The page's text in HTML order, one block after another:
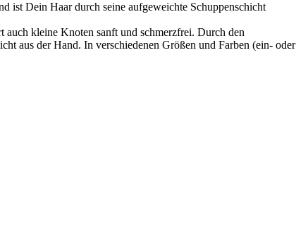
ist Dein Haar durch seine aufgeweichte Schuppenschicht
kleine Knoten sanft und schmerzfrei. Durch den
aus der Hand. In verschiedenen Größen und Farben (ein- oder